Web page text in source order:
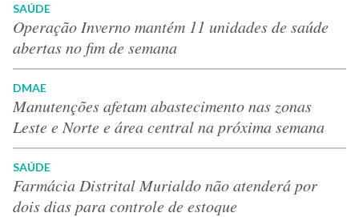
SAÚDE
Operação Inverno mantém 11 unidades de saúde
abertas no fim de semana
DMAE
Manutenções afetam abastecimento nas zonas
Leste e Norte e área central na próxima semana
SAÚDE
Farmácia Distrital Murialdo não atenderá por
dois dias para controle de estoque